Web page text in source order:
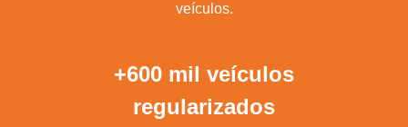
veículos.
+600 mil veículos
regularizados